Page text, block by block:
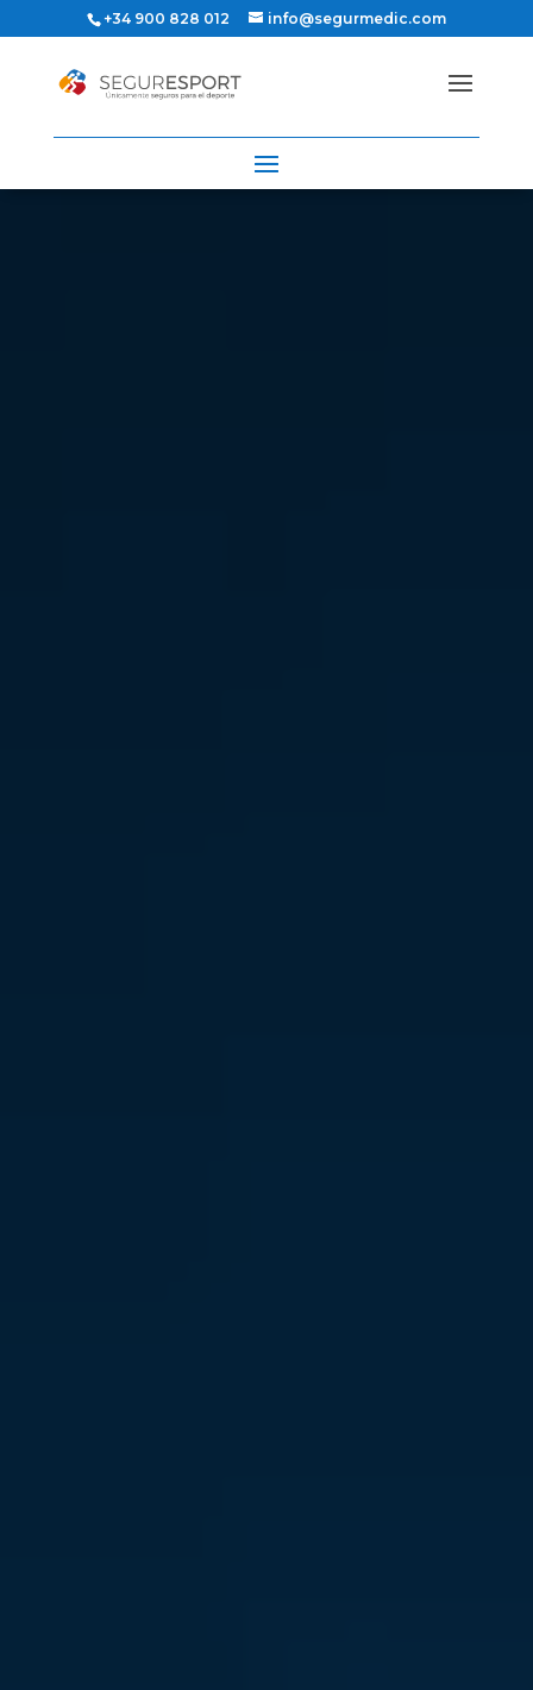
+34 900 828 012 info@segurmedic.com